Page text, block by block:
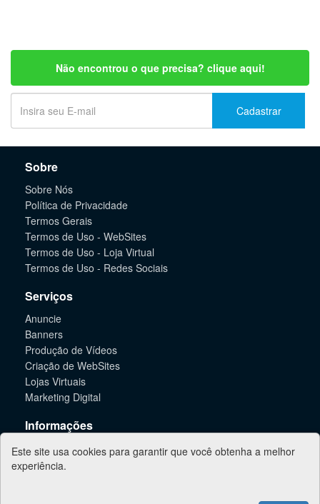
Este site usa cookies para garantir que você obtenha a melhor
experiência.
Não encontrou o que precisa? clique aqui!
Cadastrar
Sobre
Sobre Nós
Política de Privacidade
Termos Gerais
Termos de Uso - WebSites
Termos de Uso - Loja Virtual
Termos de Uso - Redes Sociais
Serviços
Anuncie
Banners
Produção de Vídeos
Criação de WebSites
Lojas Virtuais
Marketing Digital
Informações
Suporte
Contato